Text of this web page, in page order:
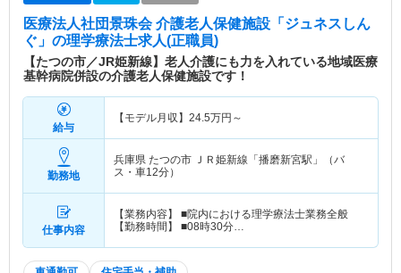
医療法人社団景珠会 介護老人保健施設「ジュネスしん
ぐ」 の理学療法士求人(正職員)
【たつの市／JR姫新線】老人介護にも力を入れている地域医療
基幹病院併設の介護老人保健施設です！
給与
【モデル月収】 24.5万円～
勤務地
兵庫県 たつの市
ＪＲ姫新線「播磨新宮駅」（バ
ス・車12分）
仕事内容
【業務内容】 ■院内における理学療法士業務全般
【勤務時間】 ■08時30分…